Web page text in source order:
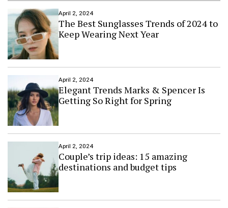
April 2, 2024
The Best Sunglasses Trends of 2024 to
Keep Wearing Next Year
April 2, 2024
Elegant Trends Marks & Spencer Is
Getting So Right for Spring
April 2, 2024
Couple’s trip ideas: 15 amazing
destinations and budget tips